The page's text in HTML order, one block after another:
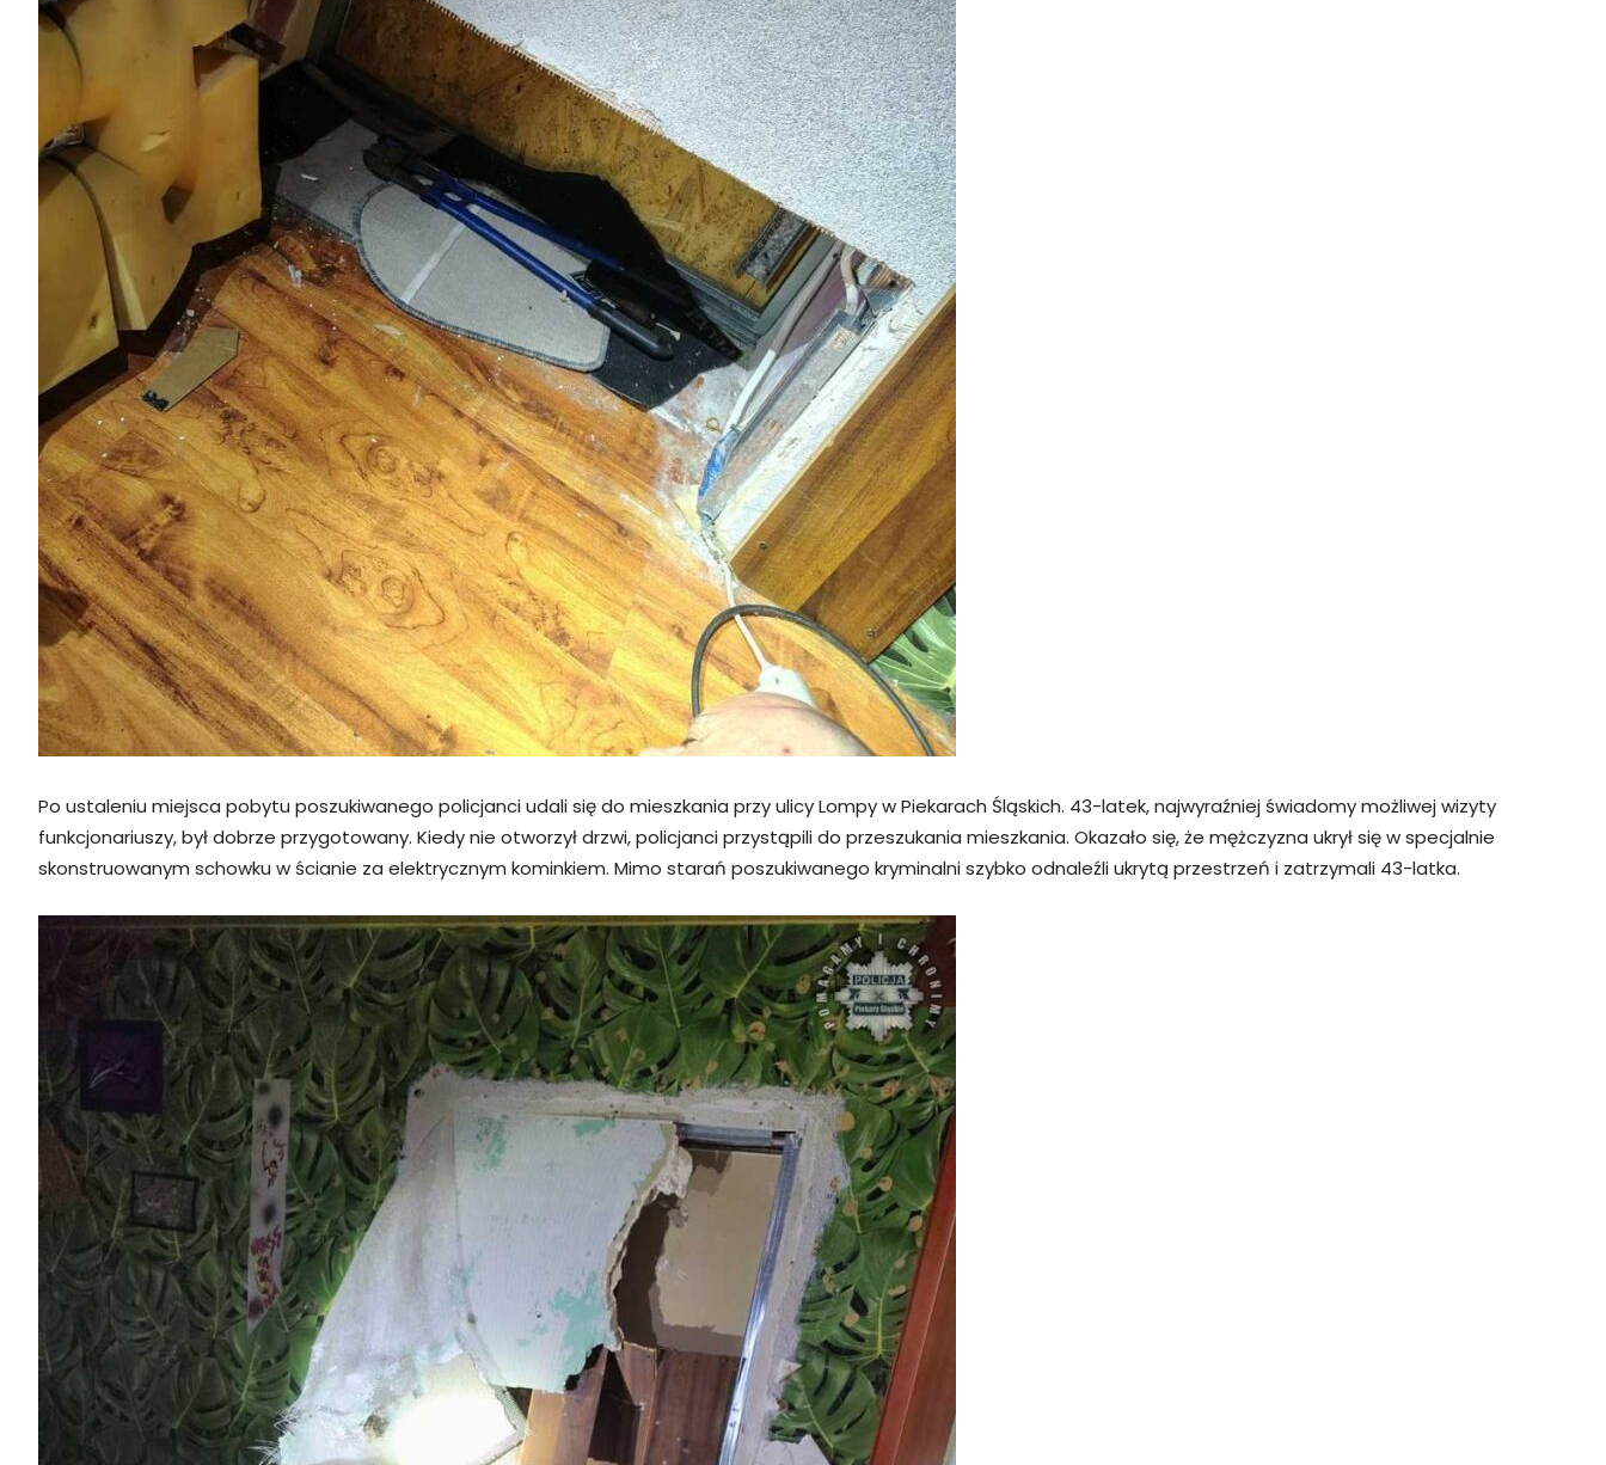
Po ustaleniu miejsca pobytu poszukiwanego policjanci udali się do mieszkania przy ulicy Lompy w Piekarach Śląskich. 43-latek, najwyraźniej świadomy możliwej wizyty
funkcjonariuszy, był dobrze przygotowany. Kiedy nie otworzył drzwi, policjanci przystąpili do przeszukania mieszkania. Okazało się, że mężczyzna ukrył się w specjalnie
skonstruowanym schowku w ścianie za elektrycznym kominkiem. Mimo starań poszukiwanego kryminalni szybko odnaleźli ukrytą przestrzeń i zatrzymali 43-latka.